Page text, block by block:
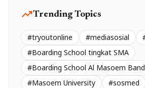
trending_upTrending Topics
#tryoutonline #mediasosial
#Boarding School tingkat SMA
#Boarding School Al Masoem
#Masoem University
#sosmed